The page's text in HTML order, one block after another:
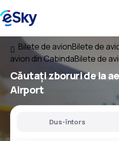
Bilete de avionBilete de
avion din CabindaBilete de
Căutațizboruride la
Airport
Dus-întors